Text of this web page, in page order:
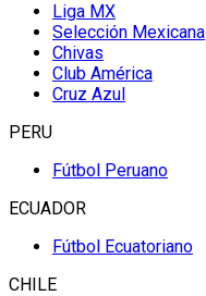
Liga MX
Selección Mexicana
Chivas
Club América
Cruz Azul
PERU
Fútbol Peruano
ECUADOR
Fútbol Ecuatoriano
CHILE